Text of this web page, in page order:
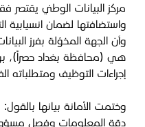
مركز البيانات الوطني يقتصر
واستضافتها لضمان انسيابية
وأن الجهة المخوّلة بفرز
هي (محافظة بغداد حصراً)،
إجراءات التوظيف ومتطلباته
وختمت الأمانة بيانها
دقة المعلومات وفصل